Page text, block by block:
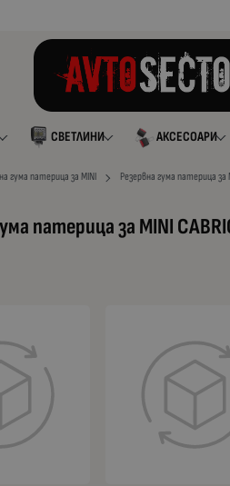
СВЕТЛИНИ АКСЕСОАРИ
гума патерица за MINI Резервна гума патерица за
патерица за MINI